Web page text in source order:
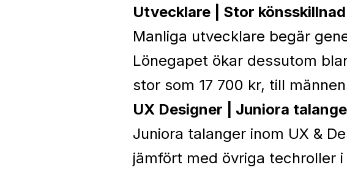
Utvecklare | Stor
Manliga utvecklare begär
Lönegapet ökar dessutom
stor som 17 700 kr, till
UX Designer | Juniora
Juniora talanger inom UX &
jämfört med övriga techroller